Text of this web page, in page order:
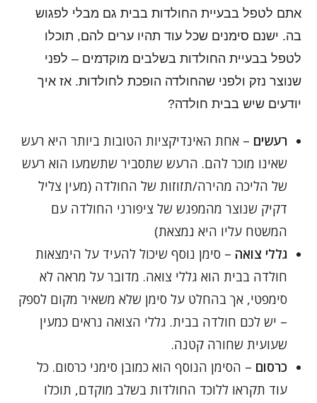
אתם לטפל בבעיית החולדות בבית גם מבלי לפגוש
בה. ישנם סימנים שכל עוד תהיו ערים להם, תוכלו
לטפל בבעיית החולדות בשלבים מוקדמים – לפני
שנוצר נזק ולפני שהחולדה הופכת לחולדות. אז איך
יודעים שיש בבית חולדה?
רעשים – אחת האינדיקציות הטובות ביותר היא רעש
שאינו מוכר להם. הרעש שתסביר שתשמעו הוא רעש
של הליכה מהירה/תזוזות של החולדה (מעין צליל
דקיק שנוצר מהמפגש של ציפורני החולדה עם
המשטח עליו היא נמצאת)
גללי צואה – סימן נוסף שיכול להעיד על הימצאות
חולדה בבית הוא גללי צואה. מדובר על מראה לא
סימפטי, אך בהחלט על סימן שלא משאיר מקום לספק
– יש לכם חולדה בבית. גללי הצואה נראים כמעין
שעועית שחורה קטנה.
כרסום – הסימן הנוסף הוא כמובן סימני כרסום. כל
עוד תקראו ללוכד החולדות בשלב מוקדם, תוכלו